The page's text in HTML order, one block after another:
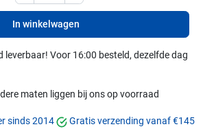
In winkelwagen
leverbaar! Voor 16:00 besteld, dezelfde dag
maten liggen bij ons op voorraad
sinds 2014
Gratis verzending vanaf €145